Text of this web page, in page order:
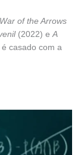
War of the Arrows
(2022) e A
casado com a